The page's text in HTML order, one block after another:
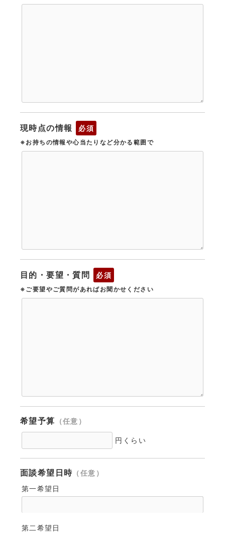
現時点の情報 必須
※お持ちの情報や心当たりなど分かる範囲で
目的・要望・質問 必須
※ご要望やご質問があればお聞かせください
希望予算 （任意）
円くらい
面談希望日時 （任意）
第一希望日
第二希望日